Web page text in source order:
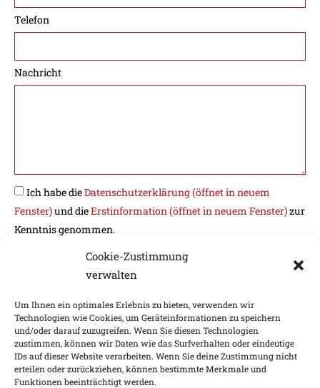
Cookie-Zustimmung
verwalten
Um Ihnen ein optimales Erlebnis zu bieten, verwenden wir
Technologien wie Cookies, um Geräteinformationen zu speichern
und/oder darauf zuzugreifen. Wenn Sie diesen Technologien
zustimmen, können wir Daten wie das Surfverhalten oder eindeutige
IDs auf dieser Website verarbeiten. Wenn Sie deine Zustimmung nicht
erteilen oder zurückziehen, können bestimmte Merkmale und
Funktionen beeinträchtigt werden.
Telefon
Nachricht
Ich habe dieDatenschutzerklärung(öffnet in neuem
Fenster)und dieErstinformation (öffnet in neuem Fenster)zur
Kenntnis genommen.
ABSENDEN
Impressum Nachhaltigkeitsfaktoren